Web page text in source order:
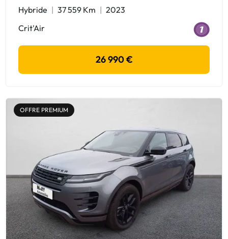
Hybride 37 559 Km
2023
Crit'Air
26 990 €
OFFRE PREMIUM